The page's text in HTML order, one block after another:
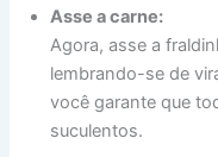
Asse a carne:
Agora, asse a
lembrando-se de
você garante que
suculentos.